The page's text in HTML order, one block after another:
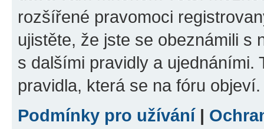
rozšířené pravomoci
ujistěte, že jste se obeznámili s
s dalšími pravidly a ujednáními.
pravidla, která se na fóru objeví.
Podmínky pro užívání |